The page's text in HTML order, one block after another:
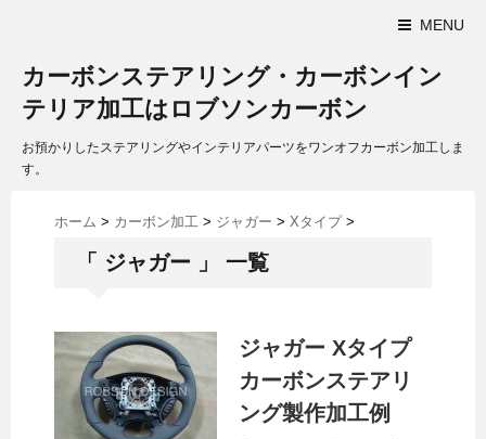
MENU
カーボンステアリング・カーボンイン
テリア加工はロブソンカーボン
お預かりしたステアリングやインテリアパーツをワンオフカーボン加工しま
す。
ホーム > カーボン加工 > ジャガー > Xタイプ >
「 ジャガー 」 一覧
ジャガー Xタイプ
カーボンステアリ
ング製作加工例